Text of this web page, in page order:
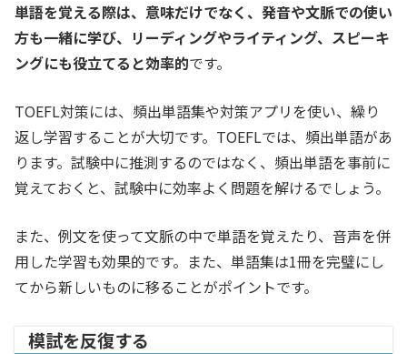
単語を覚える際は、意味だけでなく、発音や文脈での使い
方も一緒に学び、リーディングやライティング、スピーキ
ングにも役立てると効率的です。
TOEFL対策には、頻出単語集や対策アプリを使い、繰り
返し学習することが大切です。TOEFLでは、頻出単語があ
ります。試験中に推測するのではなく、頻出単語を事前に
覚えておくと、試験中に効率よく問題を解けるでしょう。
また、例文を使って文脈の中で単語を覚えたり、音声を併
用した学習も効果的です。また、単語集は1冊を完璧にし
てから新しいものに移ることがポイントです。
模試を反復する